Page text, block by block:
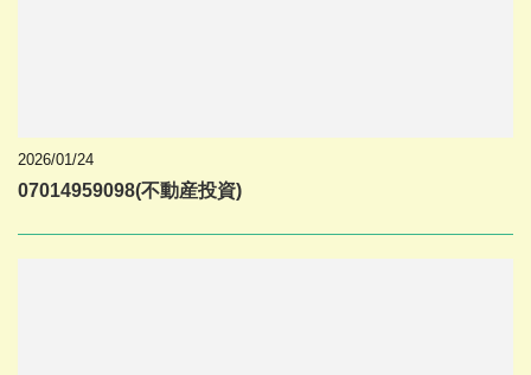
2026/01/24
07014959098(不動産投資)